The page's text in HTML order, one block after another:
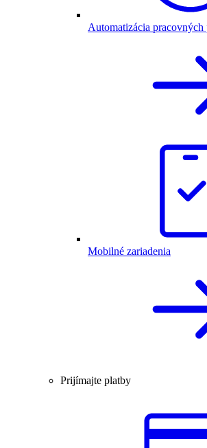
Automatizácia pracovných
Mobilné zariadenia
Prijímajte platby